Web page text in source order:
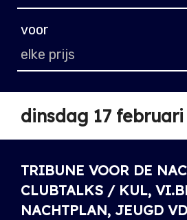
voor
dinsdag 17 februari
TRIBUNE VOOR DE
CLUBTALKS / KUL,
NACHTPLAN, JEUGD